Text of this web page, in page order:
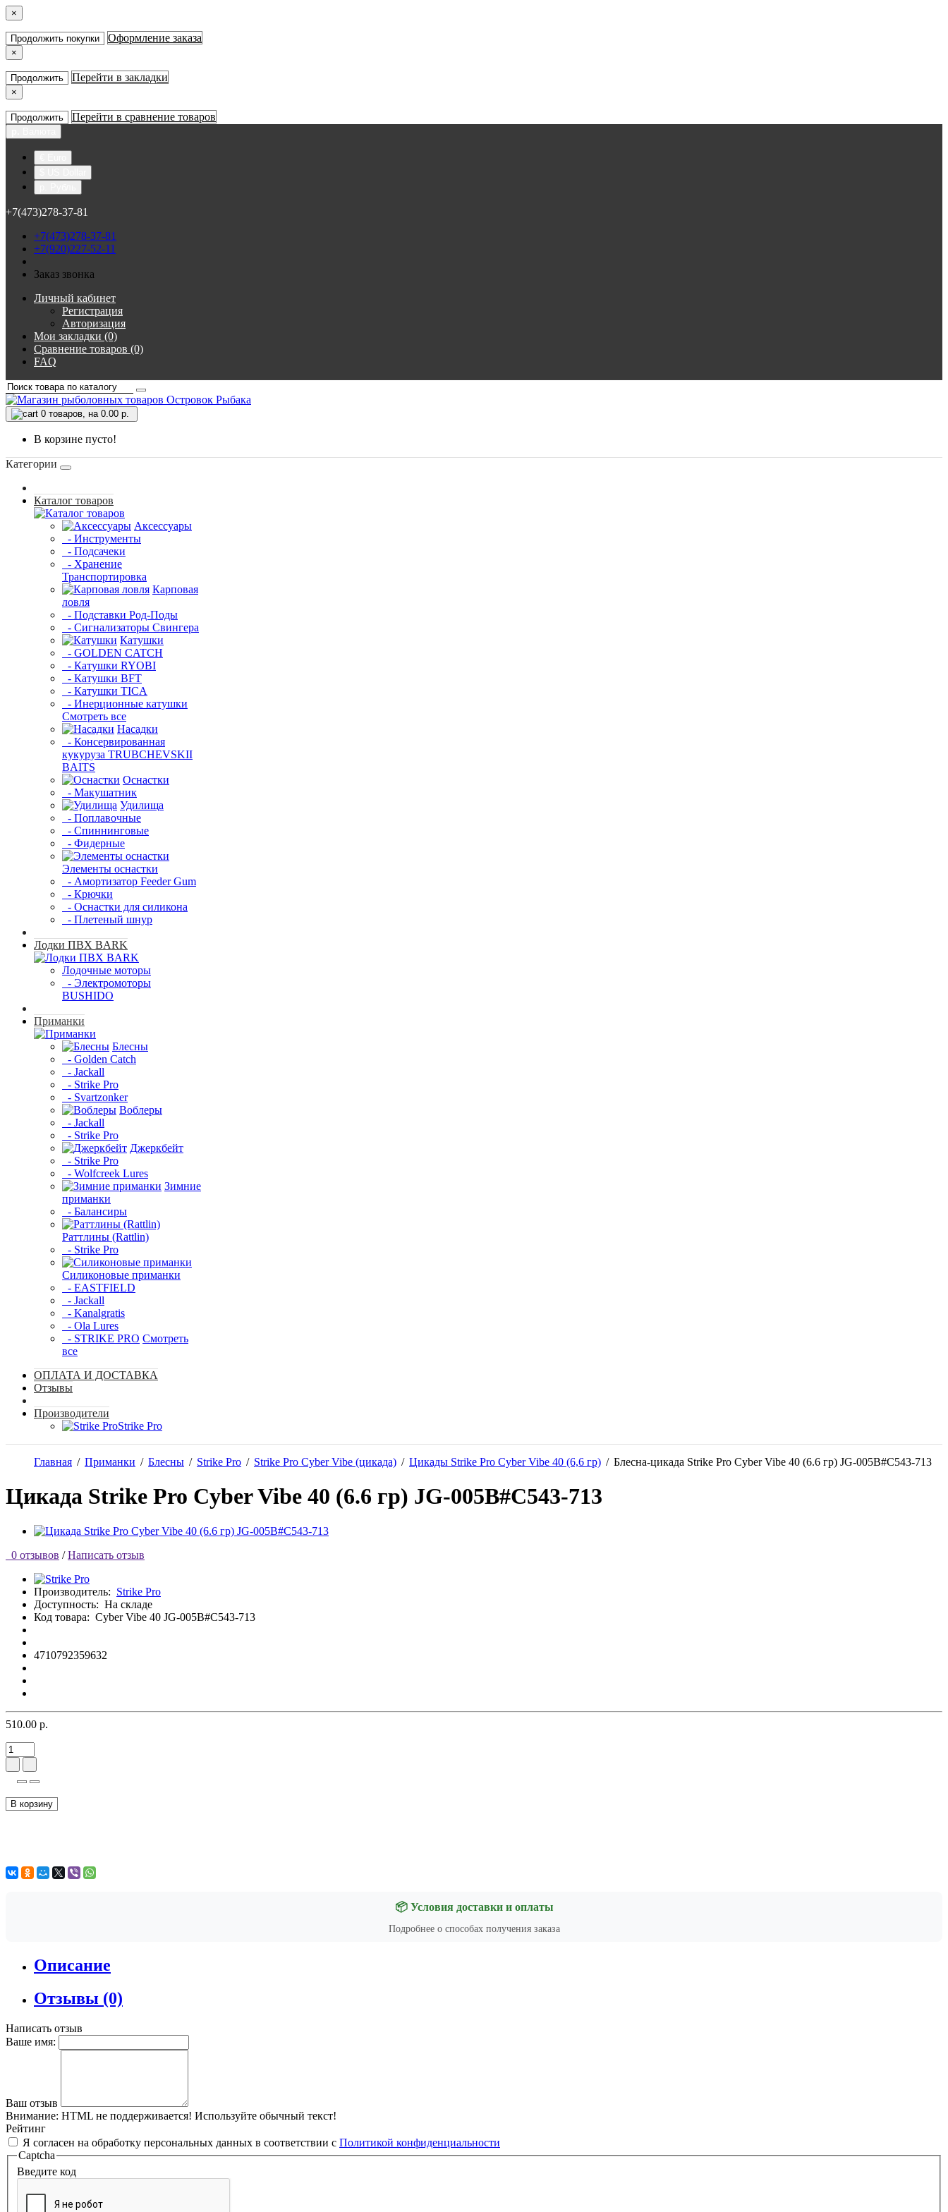
×
Продолжить покупки Оформление заказа
×
Продолжить Перейти в закладки
×
Продолжить Перейти в сравнение товаров
+7(473)278-37-81
+7(473)278-37-81
+7(920)227-52-11
Заказ звонка
Личный кабинет
Регистрация
Авторизация
Мои закладки (0)
Сравнение товаров (0)
FAQ
0 товаров, на 0.00 р.
В корзине пусто!
Категории
Каталог товаров
Аксессуары
- Инструменты
- Подсачеки
- Хранение
Транспортировка
Карповая
ловля
- Подставки Род-Поды
- Сигнализаторы Свингера
Катушки
- GOLDEN CATCH
- Катушки RYOBI
- Катушки BFT
- Катушки TICA
- Инерционные катушки
Смотреть все
Насадки
- Консервированная
кукуруза TRUBCHEVSKII
BAITS
Оснастки
- Макушатник
Удилища
- Поплавочные
- Спиннинговые
- Фидерные
Элементы оснастки
- Амортизатор Feeder Gum
- Крючки
- Оснастки для силикона
- Плетеный шнур
Лодки ПВХ BARK
Лодочные моторы
- Электромоторы
BUSHIDO
Приманки
Блесны
- Golden Catch
- Jackall
- Strike Pro
- Svartzonker
Воблеры
- Jackall
- Strike Pro
Джеркбейт
- Strike Pro
- Wolfcreek Lures
Зимние
приманки
- Балансиры
Раттлины (Rattlin)
- Strike Pro
Силиконовые приманки
- EASTFIELD
- Jackall
- Kanalgratis
- Ola Lures
- STRIKE PRO Смотреть
все
ОПЛАТА И ДОСТАВКА
Отзывы
Производители
Strike Pro
Главная / Приманки / Блесны / Strike Pro / Strike Pro Cyber Vibe (цикада) / Цикады Strike Pro Cyber Vibe 40 (6,6 гр) / Блесна-цикада Strike Pro Cyber Vibe 40 (6.6 гр) JG-005B#C543-713
Цикада Strike Pro Cyber Vibe 40 (6.6 гр) JG-005B#C543-713
0 отзывов / Написать отзыв
Производитель: Strike Pro
Доступность: На складе
Код товара: Cyber Vibe 40 JG-005B#C543-713
4710792359632
510.00 р.
В корзину
📦 Условия доставки и оплаты
Подробнее о способах получения заказа
Описание
Отзывы (0)
Написать отзыв
Ваше имя:
Ваш отзыв
Внимание: HTML не поддерживается! Используйте обычный текст!
Рейтинг
Я согласен на обработку персональных данных в соответствии с Политикой конфиденциальности
Captcha
Введите код